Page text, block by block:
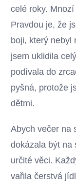
celé roky.
Pravdou je, že
boji, který nebyl
jsem uklidila
podívala do
pyšná, protože
dětmi.
Abych večer na
dokázala být na
určité věci.
vařila čerstvá